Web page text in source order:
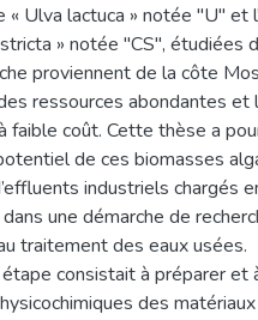
« Ulva lactuca » notée "U" et
» notée "CS", étudiées
proviennent de la côte
ressources abondantes et
faible coût. Cette thèse a
de ces biomasses
industriels chargés
une démarche de
traitement des eaux usées.
consistait à préparer et
des